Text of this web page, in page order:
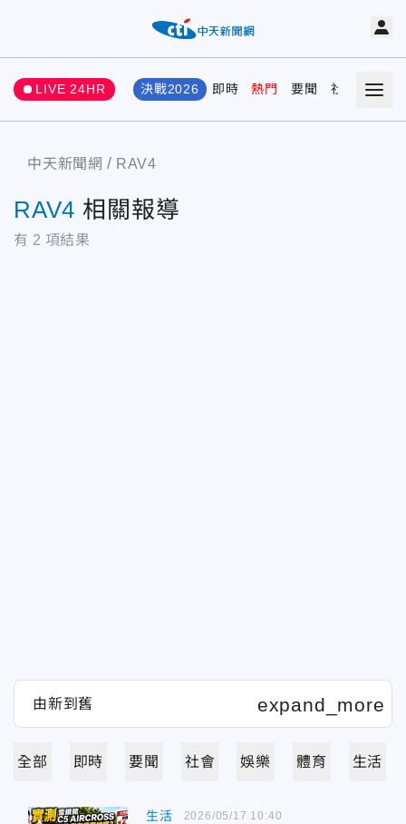
LIVE 24HR 決戰2026 即時 熱門 要聞 社會 娛樂
中天新聞網 RAV4
RAV4 相關報導
有 2 項結果
全部 即時 要聞 社會 娛樂 體育 生活
生活 2026/05/17 10:40